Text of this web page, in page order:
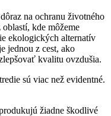
na ochranu životného
kde môžeme
ekologických alternatív
jednou z cest, ako
kvalitu ovzdušia.
sú viac než evidentné.
žiadne škodlivé